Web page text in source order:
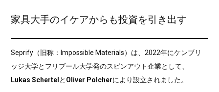
家具大手のイケアからも投資を引き出す
Seprify（旧称：Impossible Materials）は、2022年にケンブリ
ッジ大学とフリブール大学発のスピンアウト企業として、
Lukas Schertel と Oliver Polcherにより設立されました。